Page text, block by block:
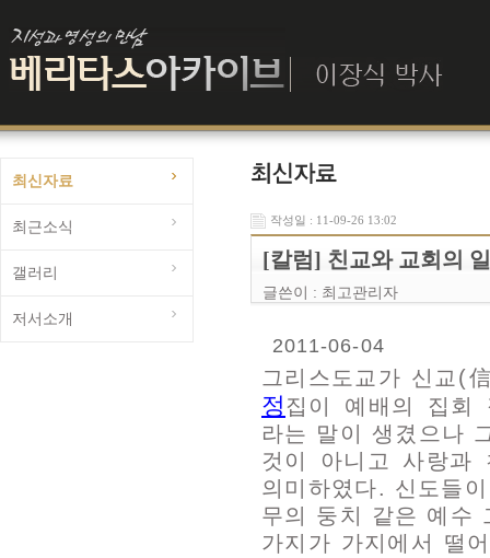
최신자료
최근소식
갤러리
저서소개
작성일 : 11-09-26 13:02
[칼럼] 친교와 교회의
글쓴이 : 최고관리자
2011-06-04
그리스도교가 신교(
정 집이 예배의 집회
라는 말이 생겼으나
것이 아니고 사랑과
의미하였다. 신도들
무의 둥치 같은 예수
가지가 가지에서 떨